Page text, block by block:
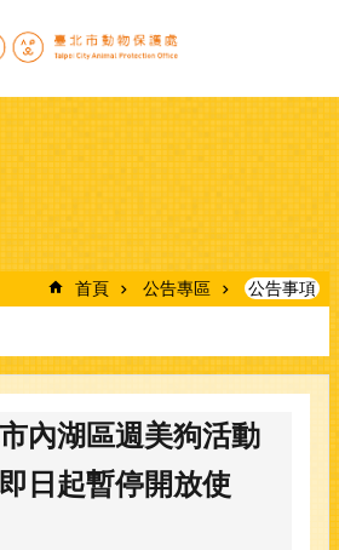
首頁 公告專區 公告事項
市內湖區週美狗活動
日起暫停開放使